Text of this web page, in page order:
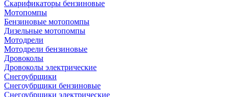
Скарификаторы бензиновые
Мотопомпы
Бензиновые мотопомпы
Дизельные мотопомпы
Мотодрели
Мотодрели бензиновые
Дровоколы
Дровоколы электрические
Снегоубрщики
Снегоубрщики бензиновые
Снегоубрщики электрические